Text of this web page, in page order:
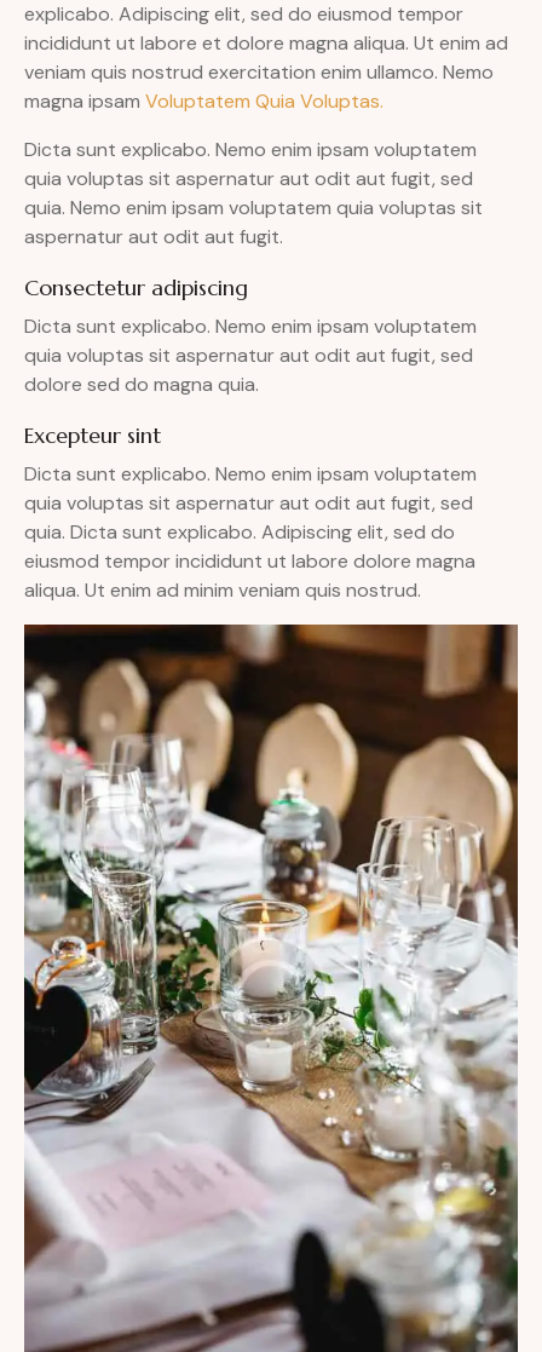
explicabo. Adipiscing elit, sed do eiusmod tempor
incididunt ut labore et dolore magna aliqua. Ut enim ad
veniam quis nostrud exercitation enim ullamco. Nemo
magna ipsam Voluptatem Quia Voluptas.
Dicta sunt explicabo. Nemo enim ipsam voluptatem
quia voluptas sit aspernatur aut odit aut fugit, sed
quia. Nemo enim ipsam voluptatem quia voluptas sit
aspernatur aut odit aut fugit.
Consectetur adipiscing
Dicta sunt explicabo. Nemo enim ipsam voluptatem
quia voluptas sit aspernatur aut odit aut fugit, sed
dolore sed do magna quia.
Excepteur sint
Dicta sunt explicabo. Nemo enim ipsam voluptatem
quia voluptas sit aspernatur aut odit aut fugit, sed
quia. Dicta sunt explicabo. Adipiscing elit, sed do
eiusmod tempor incididunt ut labore dolore magna
aliqua. Ut enim ad minim veniam quis nostrud.